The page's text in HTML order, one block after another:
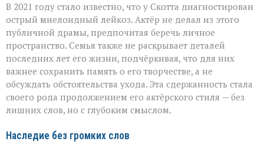
В 2021 году стало известно, что у Скотта диагностирован
острый миелоидный лейкоз. Актёр не делал из этого
публичной драмы, предпочитая беречь личное
пространство. Семья также не раскрывает деталей
последних лет его жизни, подчёркивая, что для них
важнее сохранить память о его творчестве, а не
обсуждать обстоятельства ухода. Эта сдержанность стала
своего рода продолжением его актёрского стиля — без
лишних слов, но с глубоким смыслом.
Наследие без громких слов